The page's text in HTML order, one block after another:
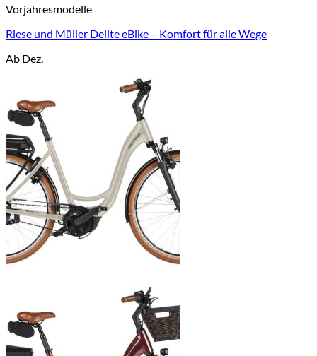
Vorjahresmodelle
Riese und Müller Delite eBike – Komfort für alle Wege
Ab Dez.